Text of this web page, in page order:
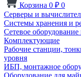
Корзина 0 ₽ 0
Серверы и
Системы хранения и
Сетевое оборудование
Комплектующие
Рабочие станции,
уровня
ИБП, монтажное
Оборудование для